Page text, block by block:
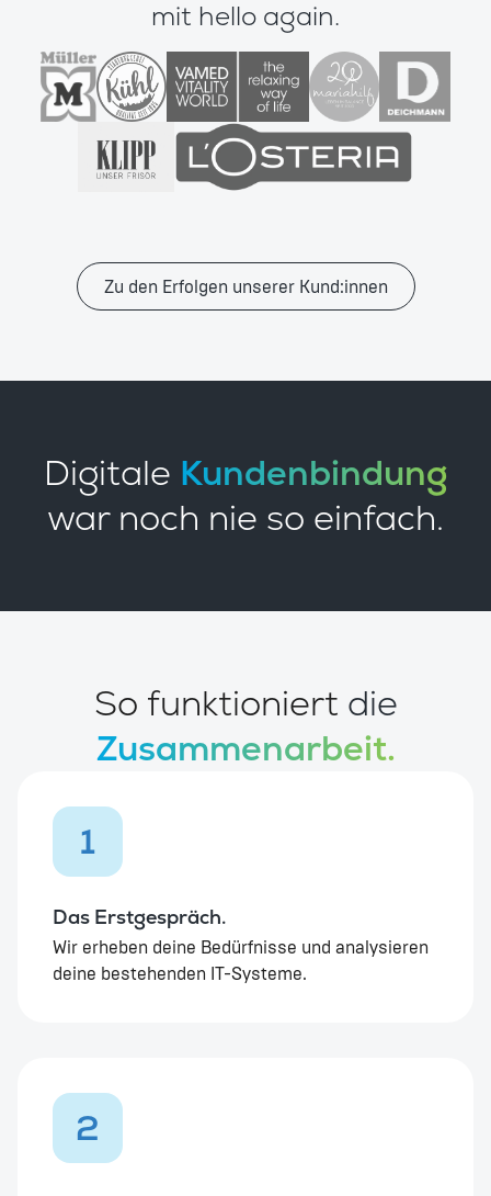
mit hello again.
Zu den Erfolgen unserer Kund:innen
Digitale Kundenbindung
war noch nie so einfach.
So funktioniert die
Zusammenarbeit.
1
Das Erstgespräch.
Wir erheben deine Bedürfnisse und analysieren
deine bestehenden IT-Systeme.
2